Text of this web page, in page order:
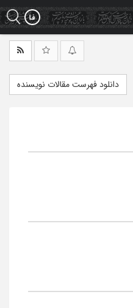
دانلود فهرست مقالات نویسنده